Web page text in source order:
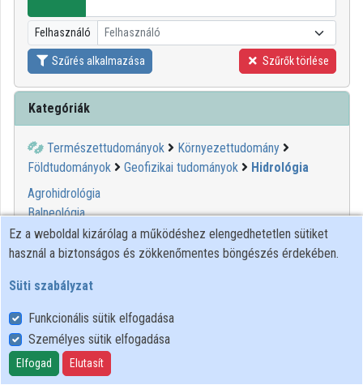
Közreműködők
Felhasználó Felhasználó
Szűrés alkalmazása Szűrők törlése
Kategóriák
Természettudományok
Környezettudomány
Földtudományok
Geofizikai tudományok
Hidrológia
Agrohidrológia
Balneológia
Hidrográfia
Ez a weboldal kizárólag a működéshez elengedhetetlen sütiket
használ a biztonságos és zökkenőmentes böngészés érdekében.
Süti szabályzat
Funkcionális sütik elfogadása
Személyes sütik elfogadása
Elfogad Elutasít